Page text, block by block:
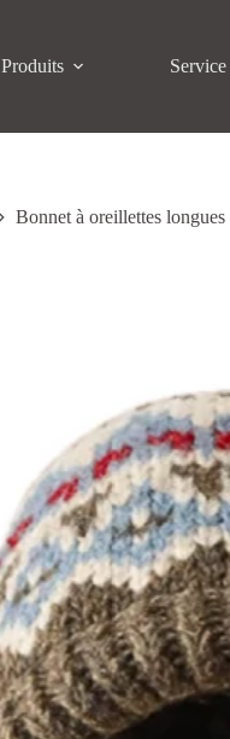
Produits Service
Bonnet à oreillettes